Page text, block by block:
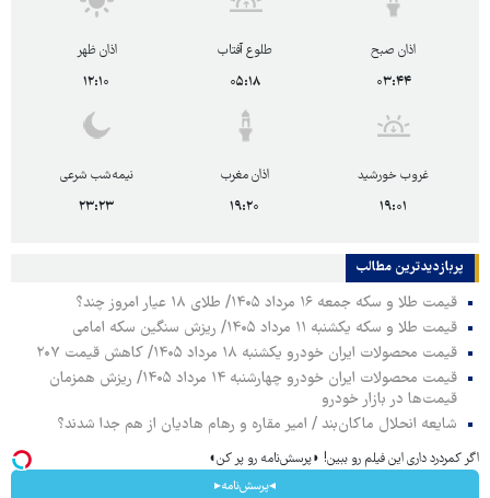
اذان صبح
۰۳:۴۴
طلوع آفتاب
۰۵:۱۸
اذان ظهر
۱۲:۱۰
غروب خورشید
۱۹:۰۱
اذان مغرب
۱۹:۲۰
نیمه‌شب شرعی
۲۳:۲۳
پربازدیدترین‌ مطالب
قیمت طلا و سکه جمعه ۱۶ مرداد ۱۴۰۵/ طلای ۱۸ عیار امروز چند؟
قیمت طلا و سکه یکشنبه ۱۱ مرداد ۱۴۰۵/ ریزش سنگین سکه امامی
قیمت محصولات ایران خودرو یکشنبه ۱۸ مرداد ۱۴۰۵/ کاهش قیمت ۲۰۷
قیمت محصولات ایران خودرو چهارشنبه ۱۴ مرداد ۱۴۰۵/ ریزش همزمان
قیمت‌ها در بازار خودرو
شایعه انحلال ماکان‌بند / امیر مقاره و رهام هادیان از هم جدا شدند؟
اگر کمردرد داری این فیلم رو ببین! ◗پرسش‌نامه رو پر کن◖
◂پرسش‌نامه▸